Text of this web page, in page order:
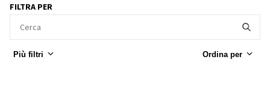
FILTRA PER
Più filtri Ordina per